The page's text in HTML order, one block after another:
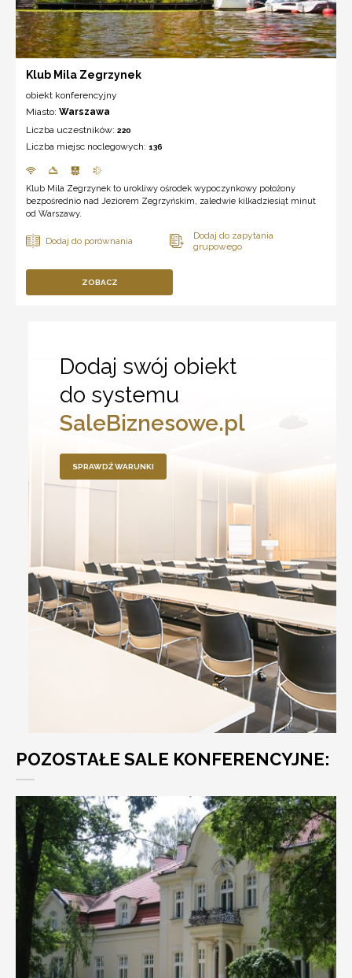
Klub Mila Zegrzynek
obiekt konferencyjny
Miasto: Warszawa
Liczba uczestników: 220
Liczba miejsc noclegowych: 136
Klub Mila Zegrzynek to urokliwy ośrodek wypoczynkowy położony
bezpośrednio nad Jeziorem Zegrzyńskim, zaledwie kilkadziesiąt minut
od Warszawy.
ZOBACZ
Dodaj swój obiekt
do systemu
SaleBiznesowe.pl
SPRAWDŹ WARUNKI
POZOSTAŁE SALE KONFERENCYJNE: